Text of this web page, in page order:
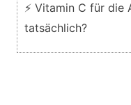
⚡ Vitamin C für
tatsächlich?